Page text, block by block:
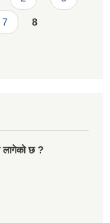
7 8
लागेको छ ?